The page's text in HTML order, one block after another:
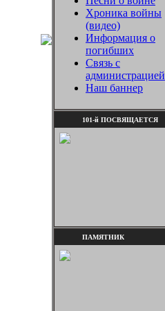
Хроника войны
(видео)
Информация о
погибших
Связь с
администрацией
Наш баннер
101-й ПОСВЯЩАЕТСЯ
ПАМЯТНИК